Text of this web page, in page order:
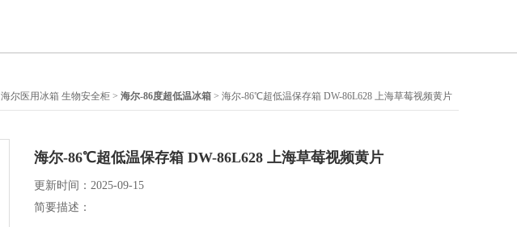
海尔医用冰箱 生物安全柜 > 海尔-86度超低温冰箱 > 海尔-86℃超低温保存箱 DW-86L628 上海草莓视频黄片
海尔-86℃超低温保存箱 DW-86L628 上海草莓视频黄片
更新时间：2025-09-15
简要描述：